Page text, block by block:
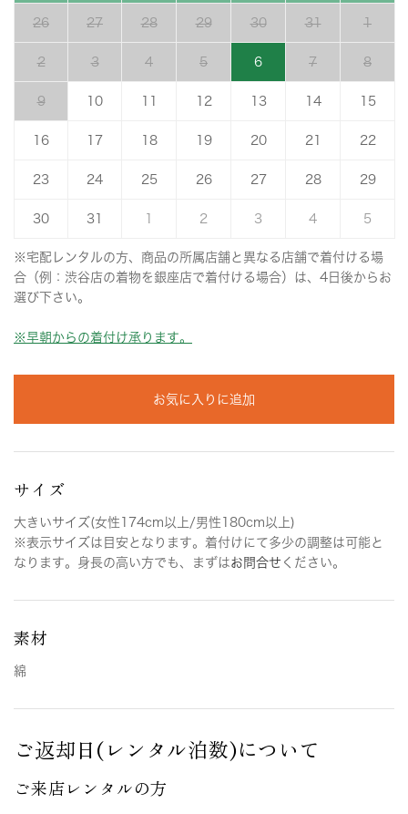
26 27 28 29 30 31 1
2 3 4 5 6 7 8
9 10 12 13 14 15
16 17 18 19 20 21 22
23 24 25 26 27 28 29
30 31 2 3 4 5
※宅配レンタルの方、商品の所属店舗と異なる店舗で着付ける場
合（例：渋谷店の着物を銀座店で着付ける場合）は、4日後からお
選び下さい。
※早朝からの着付け承ります。
お気に入りに追加
サイズ
大きいサイズ(女性174cm以上/男性180cm以上)
※表示サイズは目安となります。着付けにて多少の調整は可能と
なります。身長の高い方でも、まずはお問合せ ください。
素材
綿
ご返却日(レンタル泊数)について
ご来店レンタルの方